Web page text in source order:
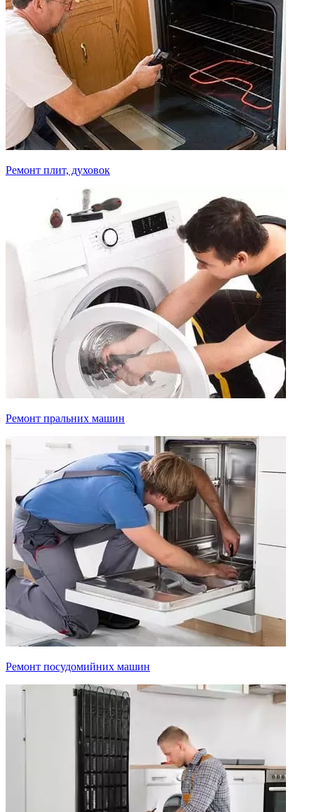
Ремонт плит, духовок
Ремонт пральних машин
Ремонт посудомийних машин